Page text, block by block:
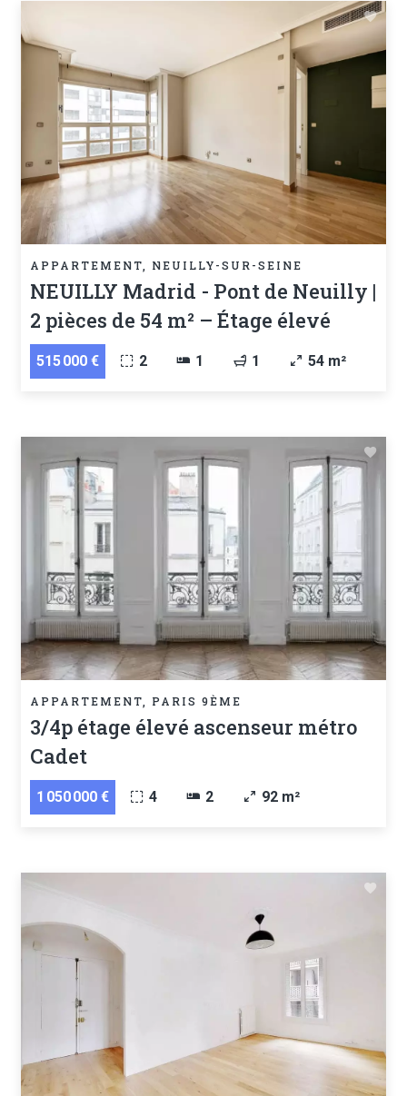
APPARTEMENT, NEUILLY-SUR-SEINE
NEUILLY Madrid - Pont de Neuilly |
2 pièces de 54 m² – Étage élevé
515 000 € 2 1 1 54 m²
APPARTEMENT, PARIS 9ÈME
3/4p étage élevé ascenseur métro
Cadet
1 050 000 € 4 2 92 m²